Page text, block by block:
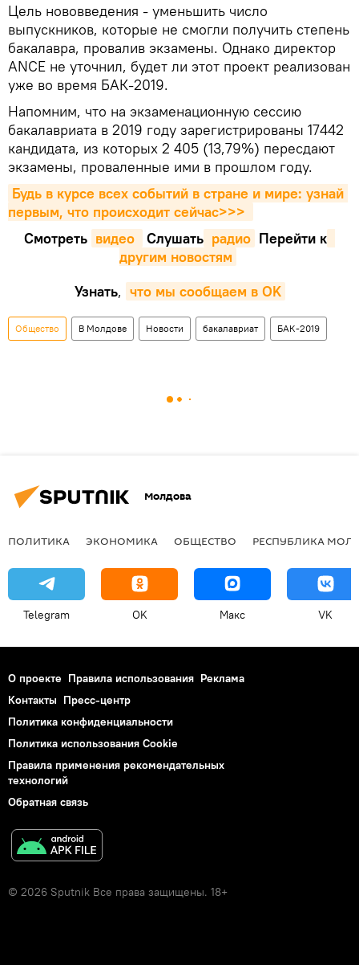
Цель нововведения - уменьшить число
выпускников, которые не смогли получить степень
бакалавра, провалив экзамены. Однако директор
ANCE не уточнил, будет ли этот проект реализован
уже во время БАК-2019.
Напомним, что на экзаменационную сессию
бакалавриата в 2019 году зарегистрированы 17442
кандидата, из которых 2 405 (13,79%) пересдают
экзамены, проваленные ими в прошлом году.
Будь в курсе всех событий в стране и мире: узнай
первым, что происходит сейчаc>>>
Смотреть видео Cлушать радио Перейти к
другим новостям
Узнать, что мы сообщаем в OK
Общество В Молдове Новости бакалавриат БАК-2019
Молдова
ПОЛИТИКА ЭКОНОМИКА ОБЩЕСТВО РЕСПУБЛИКА
Telegram OK Макс VK
О проекте Правила использования Реклама
Контакты Пресс-центр
Политика конфиденциальности
Политика использования Cookie
Правила применения рекомендательных
технологий
Обратная связь
© 2026 Sputnik Все права защищены. 18+